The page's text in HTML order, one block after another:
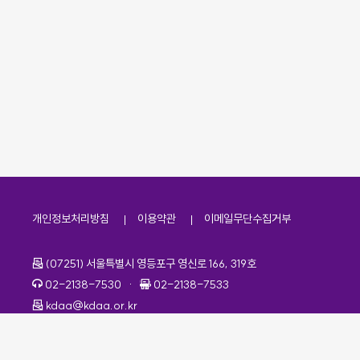
개인정보처리방침 이용약관 이메일무단수집거부
주소
(07251) 서울특별시 영등포구 영신로 166, 319호
전화번호
02-2138-7530 · 팩스번호
02-2138-7533
이메일
kdaa@kdaa.or.kr